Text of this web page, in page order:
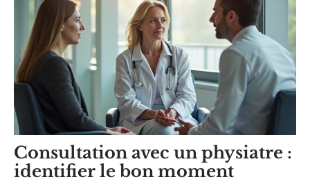
Consultation avec un physiatre :
identifier le bon moment